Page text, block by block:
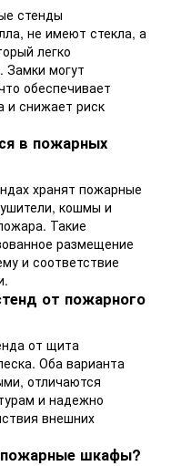
стенды
не имеют стекла, а
легко
Замки могут
обеспечивает
и снижает риск
в пожарных
хранят пожарные
кошмы и
Такие
размещение
и соответствие
от пожарного
от щита
Оба варианта
отличаются
и надежно
внешних
пожарные шкафы?